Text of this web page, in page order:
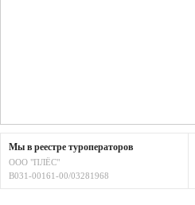
Мы в реестре туроператоров
ООО "ПЛЁС"
В031-00161-00/03281968